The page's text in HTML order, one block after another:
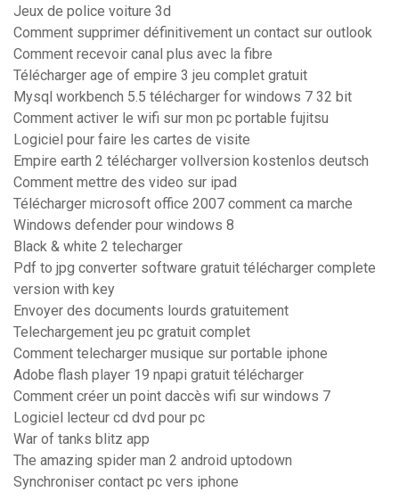
Jeux de police voiture 3d
Comment supprimer définitivement un contact sur outlook
Comment recevoir canal plus avec la fibre
Télécharger age of empire 3 jeu complet gratuit
Mysql workbench 5.5 télécharger for windows 7 32 bit
Comment activer le wifi sur mon pc portable fujitsu
Logiciel pour faire les cartes de visite
Empire earth 2 télécharger vollversion kostenlos deutsch
Comment mettre des video sur ipad
Télécharger microsoft office 2007 comment ca marche
Windows defender pour windows 8
Black & white 2 telecharger
Pdf to jpg converter software gratuit télécharger complete
version with key
Envoyer des documents lourds gratuitement
Telechargement jeu pc gratuit complet
Comment telecharger musique sur portable iphone
Adobe flash player 19 npapi gratuit télécharger
Comment créer un point daccès wifi sur windows 7
Logiciel lecteur cd dvd pour pc
War of tanks blitz app
The amazing spider man 2 android uptodown
Synchroniser contact pc vers iphone